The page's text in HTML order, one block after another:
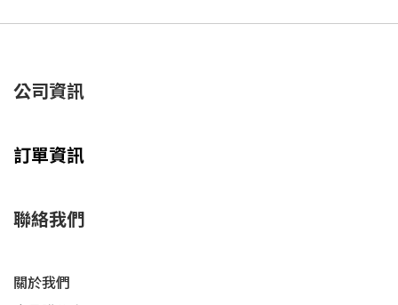
公司資訊
訂單資訊
聯絡我們
關於我們